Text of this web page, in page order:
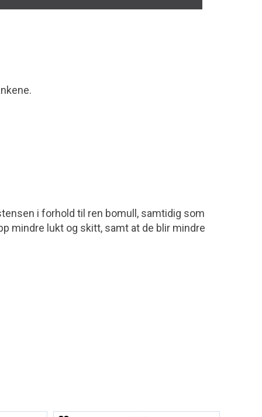
i forhold til ren bomull, samtidig som
mindre lukt og skitt, samt at de blir mindre